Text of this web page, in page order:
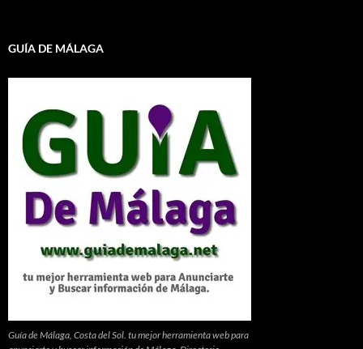
GUÍA DE MÁLAGA
Guía de Málaga, Costa del Sol. tu mejor herramienta web para